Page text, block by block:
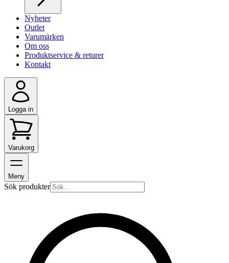
Nyheter
Outlet
Varumärken
Om oss
Produktservice & returer
Kontakt
Logga in
Varukorg
Meny
Sök produkter